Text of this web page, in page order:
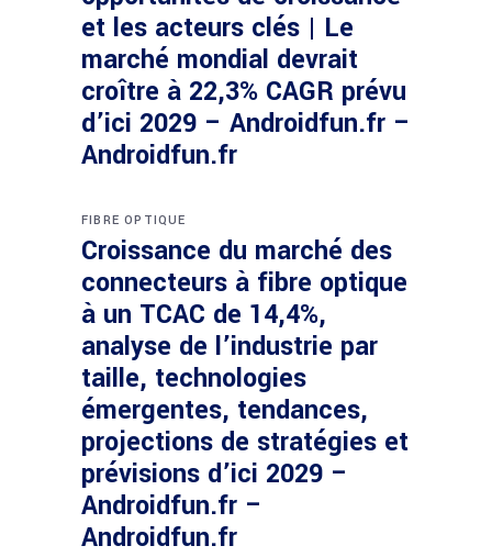
et les acteurs clés | Le
marché mondial devrait
croître à 22,3% CAGR prévu
d’ici 2029 – Androidfun.fr –
Androidfun.fr
FIBRE OPTIQUE
Croissance du marché des
connecteurs à fibre optique
à un TCAC de 14,4%,
analyse de l’industrie par
taille, technologies
émergentes, tendances,
projections de stratégies et
prévisions d’ici 2029 –
Androidfun.fr –
Androidfun.fr